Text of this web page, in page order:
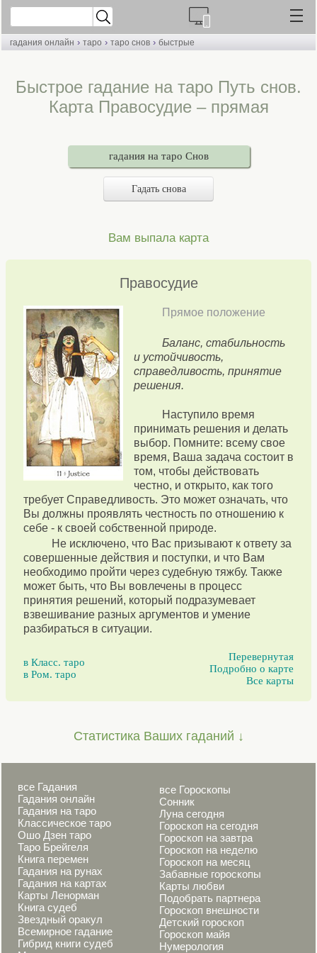
гадания онлайн › таро › таро снов › быстрые
Быстрое гадание на таро Путь снов.
Карта Правосудие – прямая
гадания на таро Снов
Гадать снова
Вам выпала карта
Правосудие
Прямое положение
Баланс, стабильность
и устойчивость,
справедливость, принятие
решения.
Наступило время
принимать решения и делать
выбор. Помните: всему свое
время, Ваша задача состоит в
том, чтобы действовать
честно, и открыто, как того
требует Справедливость. Это может означать, что
Вы должны проявлять честность по отношению к
себе - к своей собственной природе.
Не исключено, что Вас призывают к ответу за
совершенные действия и поступки, и что Вам
необходимо пройти через судебную тяжбу. Также
может быть, что Вы вовлечены в процесс
принятия решений, который подразумевает
взвешивание разных аргументов и умение
разбираться в ситуации.
в Класс. таро
в Ром. таро
Перевернутая
Подробно о карте
Все карты
Статистика Ваших гаданий ↓
все Гадания
Гадания онлайн
Гадания на таро
Классическое таро
Ошо Дзен таро
Таро Брейгеля
Книга перемен
Гадания на рунах
Гадания на картах
Карты Ленорман
Книга судеб
Звездный оракул
Всемирное гадание
Гибрид книги судеб
все Гороскопы
Сонник
Луна сегодня
Гороскоп на сегодня
Гороскоп на завтра
Гороскоп на неделю
Гороскоп на месяц
Забавные гороскопы
Карты любви
Подобрать партнера
Гороскоп внешности
Детский гороскоп
Гороскоп майя
Нумерология